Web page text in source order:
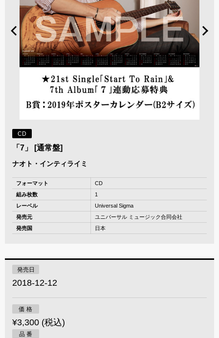
CD
「7」 [通常盤]
ナオト・インティライミ
フォーマット
CD
組み枚数
1
レーベル
Universal Sigma
発売元
ユニバーサル ミュージック合同会社
発売国
日本
発売日
2018-12-12
価 格
¥3,300 (税込)
品 番